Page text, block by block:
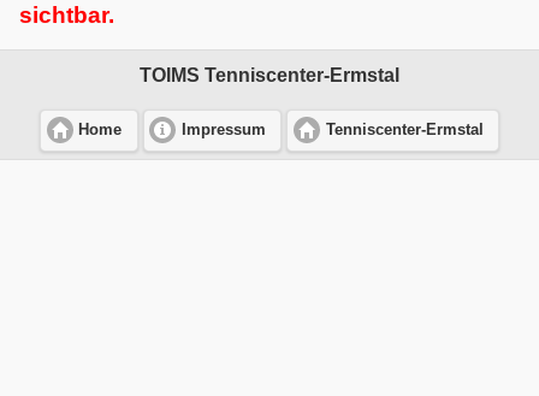
sichtbar.
TOIMS Tenniscenter-Ermstal
Home Impressum Tenniscenter-Ermstal